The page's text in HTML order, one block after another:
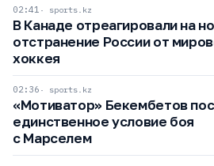
02:41 sports.kz
В Канаде отреагировали на
отстранение России от
хоккея
02:36 sports.kz
«Мотиватор» Бекембетов
единственное условие боя
с Марселем